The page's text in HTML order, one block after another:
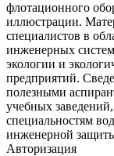
флотационного
иллюстрации.
специалистов в
инженерных
экологии и
предприятий.
полезными
учебных
специальностям
инженерной
Авторизация